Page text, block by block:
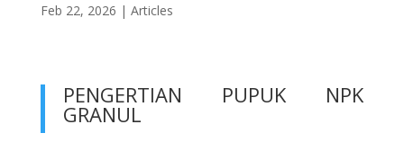
Feb 22, 2026 | Articles
PENGERTIAN PUPUK NPK
GRANUL